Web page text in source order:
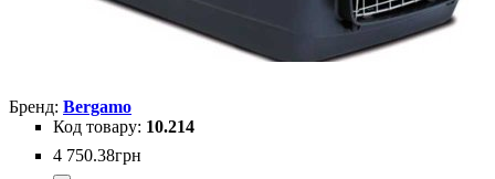
Bergamo
10.214
4 750.38грн